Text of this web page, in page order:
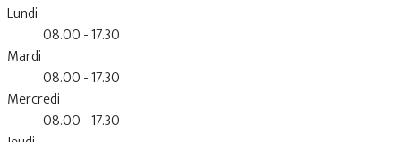
Lundi
08.00 - 17.30
Mardi
08.00 - 17.30
Mercredi
08.00 - 17.30